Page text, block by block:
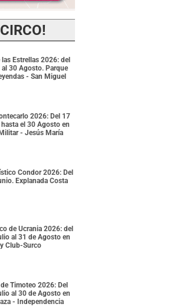
Estrellas 2026: del
30 Agosto. Parque
- San Miguel
2026: Del 17
el 30 Agosto en
- Jesús María
Condor 2026: Del
Explanada Costa
de Ucrania 2026: del
al 31 de Agosto en
Club-Surco
de Timoteo 2026: Del
al 30 de Agosto en
- Independencia